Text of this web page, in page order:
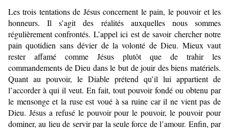
Les trois tentations de Jésus concernent le pain, le pouvoir et les
honneurs. Il s’agit des réalités auxquelles nous sommes
régulièrement confrontés. L’appel ici est de savoir chercher notre
pain quotidien sans dévier de la volonté de Dieu. Mieux vaut
rester affamé comme Jésus plutôt que de trahir les
commandements de Dieu dans le but de jouir des biens matériels.
Quant au pouvoir, le Diable prétend qu’il lui appartient de
l’accorder à qui il veut. En fait, tout pouvoir fondé ou obtenu par
le mensonge et la ruse est voué à sa ruine car il ne vient pas de
Dieu. Jésus a refusé le pouvoir pour le pouvoir, le pouvoir pour
dominer, au lieu de servir par la seule force de l’amour. Enfin, par